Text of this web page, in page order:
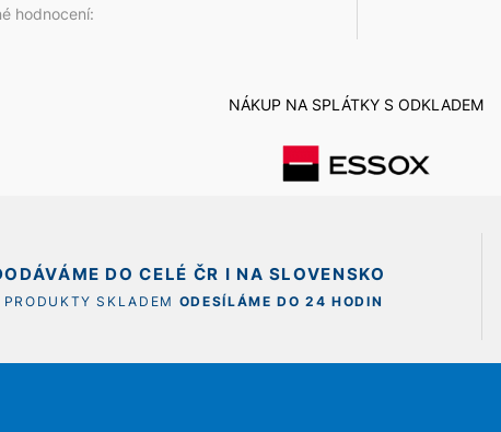
hodnocení:
NÁKUP NA SPLÁTKY S ODKLADEM
DO CELÉ ČR I NA SLOVENSKO
PRODUKTY SKLADEM ODESÍLÁME DO 24 HODIN